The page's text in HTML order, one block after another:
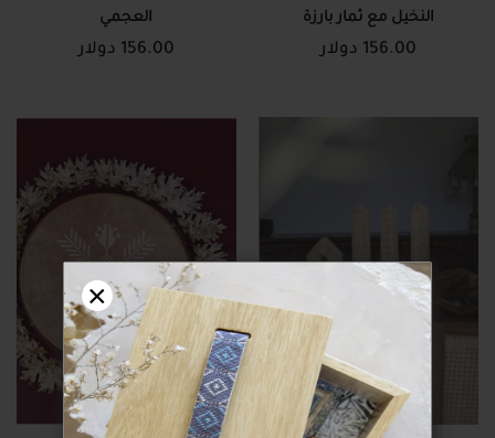
×
النخيل مع ثمار بارزة
156.00 دولار
العجمي
156.00 دولار